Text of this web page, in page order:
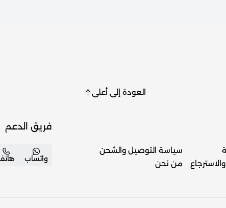
العودة إلى أعلى
سياسة التوصيل والشحن
من نحن
فريق الدعم
واتساب